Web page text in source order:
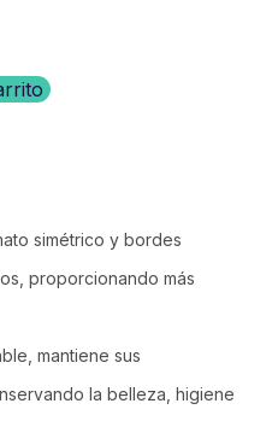
simétrico y bordes
proporcionando más
mantiene sus
la belleza, higiene